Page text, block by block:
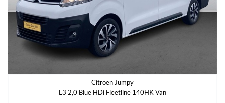
Sikkerhed og komfort
ABS
Ja
Antal Airbags
-
Ja
Citroën Jumpy
L3 2,0 Blue HDi Fleetline 140HK Van
*